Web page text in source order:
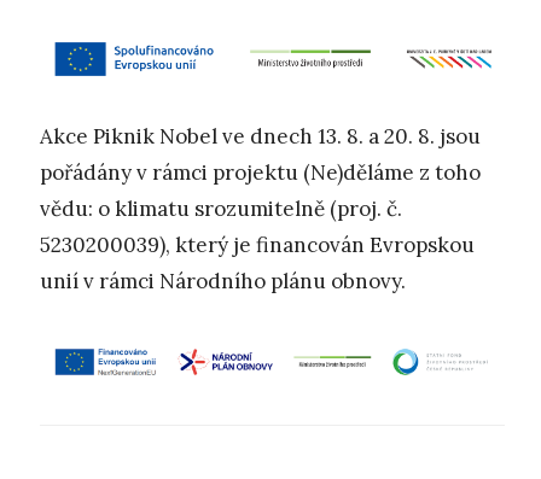
Akce Piknik Nobel ve dnech 13. 8. a 20. 8. jsou
pořádány v rámci projektu (Ne)děláme z toho
vědu: o klimatu srozumitelně (proj. č.
5230200039), který je financován Evropskou
unií v rámci Národního plánu obnovy.